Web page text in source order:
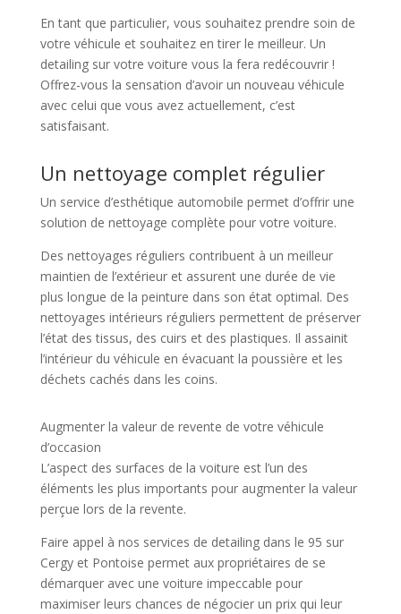
En tant que particulier, vous souhaitez prendre soin de
votre véhicule et souhaitez en tirer le meilleur. Un
detailing sur votre voiture vous la fera redécouvrir !
Offrez-vous la sensation d’avoir un nouveau véhicule
avec celui que vous avez actuellement, c’est
satisfaisant.
Un nettoyage complet régulier
Un service d’esthétique automobile permet d’offrir une
solution de nettoyage complète pour votre voiture.
Des nettoyages réguliers contribuent à un meilleur
maintien de l’extérieur et assurent une durée de vie
plus longue de la peinture dans son état optimal. Des
nettoyages intérieurs réguliers permettent de préserver
l’état des tissus, des cuirs et des plastiques. Il assainit
l’intérieur du véhicule en évacuant la poussière et les
déchets cachés dans les coins.
Augmenter la valeur de revente de votre véhicule
d’occasion
L’aspect des surfaces de la voiture est l’un des
éléments les plus importants pour augmenter la valeur
perçue lors de la revente.
Faire appel à nos services de detailing dans le 95 sur
Cergy et Pontoise permet aux propriétaires de se
démarquer avec une voiture impeccable pour
maximiser leurs chances de négocier un prix qui leur